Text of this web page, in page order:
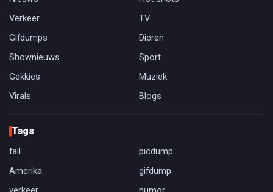
Verkeer
TV
Gifdumps
Dieren
Shownieuws
Sport
Gekkies
Muziek
Virals
Blogs
Tags
fail
picdump
Amerika
gifdump